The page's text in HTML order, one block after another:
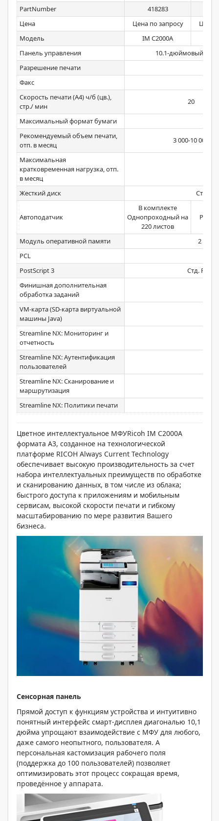
PartNumber 418283
Цена
Цена по запросу
Цена
Модель
IM C2000A
Панель управления
10.1-дюймовый
Разрешение печати
Факс
Скорость печати (А4) ч/б (цв.),
стр./ мин
20
Максимальный формат бумаги
Рекомендуемый объем печати,
отп. в месяц
3 000-10 000
Максимальная
кратковременная нагрузка, отп.
в месяц
Жесткий диск
Автоподатчик
В комплекте
Однопроходный на
220 листов
Модуль оперативной памяти
2 Гб (
PCL
PostScript 3
Стд. PS3,
Финишная дополнительная
обработка заданий
VM-карта (SD-карта виртуальной
машины Java)
Streamline NX: Мониторинг и
отчетность
Streamline NX: Аутентификация
пользователей
Streamline NX: Сканирование и
маршрутизация
Streamline NX: Политики печати
Цветное интеллектуальное МФУRicoh IM C2000A
формата А3, созданное на технологической
платформе RICOH Always Current Technology
обеспечивает высокую производительность за счет
набора интеллектуальных преимуществ по обработке
и сканированию данных, в том числе из облака;
быстрого доступа к приложениям и мобильным
сервисам, высокой скорости печати и гибкому
масштабированию по мере развития Вашего
бизнеса.
Сенсорная панель
Прямой доступ к функциям устройства и интуитивно
понятный интерфейс смарт-дисплея диагональю 10,1
дюйма упрощают взаимодействие с МФУ для любого,
даже самого неопытного, пользователя. А
персональная кастомизация рабочего поля
(поддержка до 100 пользователей) позволяет
оптимизировать этот процесс сокращая время,
проведённое у аппарата.